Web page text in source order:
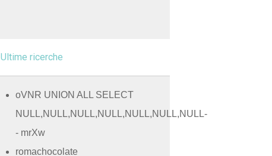
Ultime ricerche
oVNR UNION ALL SELECT
NULL,NULL,NULL,NULL,NULL,NULL,NULL-
- mrXw
romachocolate